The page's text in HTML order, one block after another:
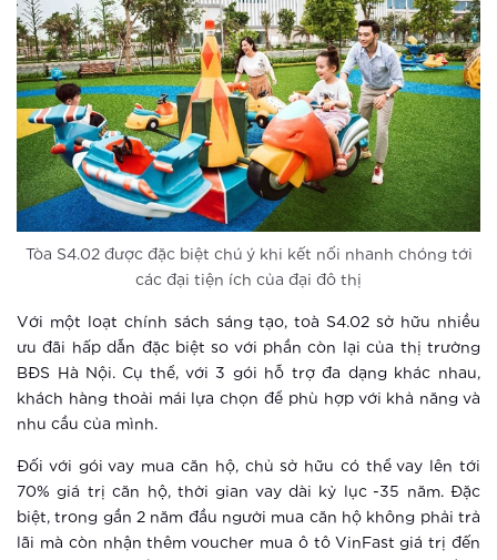
Tòa S4.02 được đặc biệt chú ý khi kết nối nhanh chóng tới
các đại tiện ích của đại đô thị
Với một loạt chính sách sáng tạo, toà S4.02 sở hữu nhiều
ưu đãi hấp dẫn đặc biệt so với phần còn lại của thị trường
BĐS Hà Nội. Cụ thể, với 3 gói hỗ trợ đa dạng khác nhau,
khách hàng thoải mái lựa chọn để phù hợp với khả năng và
nhu cầu của mình.
Đối với gói vay mua căn hộ, chủ sở hữu có thể vay lên tới
70% giá trị căn hộ, thời gian vay dài kỷ lục -35 năm. Đặc
biệt, trong gần 2 năm đầu người mua căn hộ không phải trả
lãi mà còn nhận thêm voucher mua ô tô VinFast giá trị đến
Điểm check-in khó bỏ qua tại Hà Nội
dịp Tết thiếu nhi 1-6
Xem thêm
Vingroup tổ chức cho khách hàng trải
nghiệm phong cách sống thông minh
Xem thêm
Hào hứng với “cuộc sống một chạm”
Xem thêm
Ứng dụng AI giúp đoán trước hành vi
phạm tội
Xem thêm
Sống tại thành phố thông minh, trẻ